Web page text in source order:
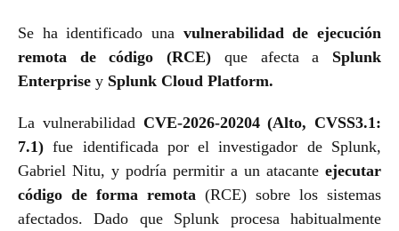
Se ha identificado una vulnerabilidad de ejecución
remota de código (RCE) que afecta a Splunk
Enterprise y Splunk Cloud Platform.
La vulnerabilidad CVE-2026-20204 (Alto, CVSS3.1:
7.1) fue identificada por el investigador de Splunk,
Gabriel Nitu, y podría permitir a un atacante ejecutar
código de forma remota (RCE) sobre los sistemas
afectados. Dado que Splunk procesa habitualmente